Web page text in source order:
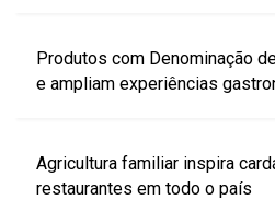
Produtos com Denominação
e ampliam experiências
Agricultura familiar inspira
restaurantes em todo o país